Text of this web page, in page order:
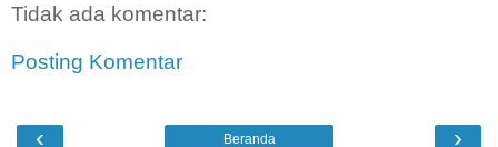
Tidak ada komentar:
Posting Komentar
‹ ›
Beranda